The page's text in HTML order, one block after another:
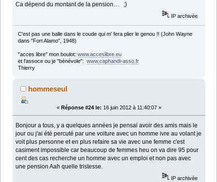
Ca dépend du montant de la pension… ;)
IP archivée
C'est pas une balle dans le coude qui m' fera plier le genou !! (John Wayne
dans "Fort Alamo", 1948)
"acces libre" mon boulot: www.acceslibre.eu
et l'assoce ou je "bénévole": www.caphandi-asso.fr
Thierry
hommeseul
« Réponse #24 le: 16 juin 2012 à 11:40:07 »
Bonjour a tous, y a quelques années je pensai avoir des amis mais le
jour ou j'ai été percuté par une voiture avec un homme ivre au volant je
voit plus personne et en plus refaire sa vie avec une femme c'est
casiment impossible car beaucoup de femmes heu on va dire 95 pour
cent des cas recherche un homme avec un emploi et non pas avec
une pension Aah quelle tristesse.
IP archivée